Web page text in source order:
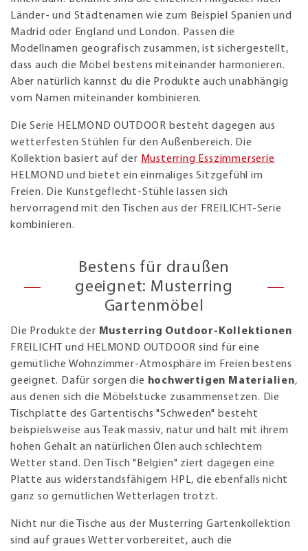
Länder- und Städtenamen wie zum Beispiel Spanien und
Madrid oder England und London. Passen die
Modellnamen geografisch zusammen, ist sichergestellt,
dass auch die Möbel bestens miteinander harmonieren.
Aber natürlich kannst du die Produkte auch unabhängig
vom Namen miteinander kombinieren.
Die Serie HELMOND OUTDOOR besteht dagegen aus
wetterfesten Stühlen für den Außenbereich. Die
Kollektion basiert auf der Musterring Esszimmerserie
HELMOND und bietet ein einmaliges Sitzgefühl im
Freien. Die Kunstgeflecht-Stühle lassen sich
hervorragend mit den Tischen aus der FREILICHT-Serie
kombinieren.
Bestens für draußen
geeignet: Musterring
Gartenmöbel
Die Produkte der Musterring Outdoor-Kollektionen
FREILICHT und HELMOND OUTDOOR sind für eine
gemütliche Wohnzimmer-Atmosphäre im Freien bestens
geeignet. Dafür sorgen die hochwertigen Materialien,
aus denen sich die Möbelstücke zusammensetzen. Die
Tischplatte des Gartentischs "Schweden" besteht
beispielsweise aus Teak massiv, natur und hält mit ihrem
hohen Gehalt an natürlichen Ölen auch schlechtem
Wetter stand. Den Tisch "Belgien" ziert dagegen eine
Platte aus widerstandsfähigem HPL, die ebenfalls nicht
ganz so gemütlichen Wetterlagen trotzt.
Nicht nur die Tische aus der Musterring Gartenkollektion
sind auf graues Wetter vorbereitet, auch die